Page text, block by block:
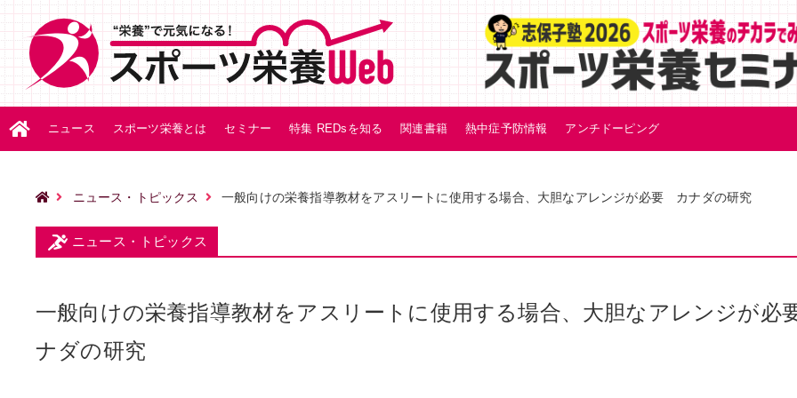
ニュース スポーツ栄養とは セミナー 特集 REDsを知る 関連書籍 熱中症予防情報 アンチドーピング
ニュース・トピックス 一般向けの栄養指導教材をアスリートに使用する場合、大胆なアレンジが必要 カナダの研究
ニュース・トピックス
一般向けの栄養指導教材をアスリートに使用する場合、大胆なアレンジが
ナダの研究